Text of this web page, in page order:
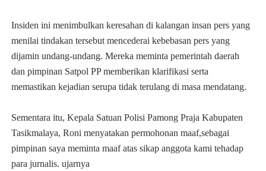
Insiden ini menimbulkan keresahan di kalangan insan pers yang
menilai tindakan tersebut mencederai kebebasan pers yang
dijamin undang-undang. Mereka meminta pemerintah daerah
dan pimpinan Satpol PP memberikan klarifikasi serta
memastikan kejadian serupa tidak terulang di masa mendatang.
Sementara itu, Kepala Satuan Polisi Pamong Praja Kabupaten
Tasikmalaya, Roni menyatakan permohonan maaf,sebagai
pimpinan saya meminta maaf atas sikap anggota kami tehadap
para jurnalis. ujarnya